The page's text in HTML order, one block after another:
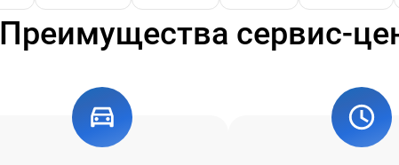
Преимущества сервис-